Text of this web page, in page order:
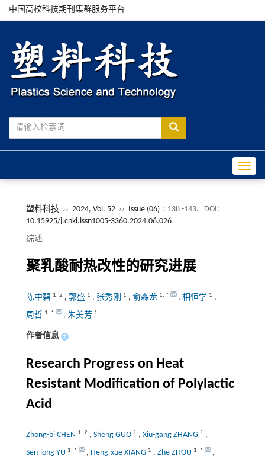
中国高校科技期刊集群服务平台
塑料科技 ›› 2024, Vol. 52 ›› Issue (06) : 138 -143.
DOI:
10.15925/j.cnki.issn1005-3360.2024.06.026
综述
聚乳酸耐热改性的研究进展
陈中碧 1, 2 , 郭盛 1 , 张秀刚 1 , 俞森龙 1, * , 相恒学 1 ,
周哲 1, * , 朱美芳 1
作者信息 +
Research Progress on Heat
Resistant Modification of Polylactic
Acid
Zhong-bi CHEN 1, 2 , Sheng GUO 1 , Xiu-gang ZHANG 1 ,
Sen-long YU 1, * , Heng-xue XIANG 1 , Zhe ZHOU 1, *
,